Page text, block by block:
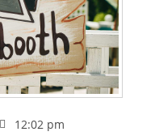
12:02 pm